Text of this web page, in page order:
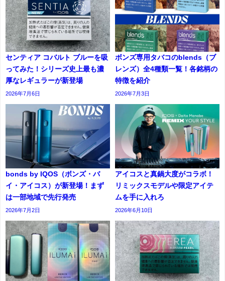
センティア コバルト ブルーを吸
ってみた！シリーズ史上最も濃
厚なレギュラーが新登場
2026年7月6日
ボンズ専用タバコのblends（ブ
レンズ）全4種類一覧！各銘柄の
特徴を紹介
2026年7月3日
bonds by IQOS（ボンズ・バ
イ・アイコス）が新登場！まず
は一部地域で先行発売
2026年7月2日
アイコスと真鍋大度がコラボ！
リミックスモデルや限定アイテ
ムを手に入れろ
2026年6月10日